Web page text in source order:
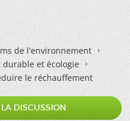
de l'environnement
et écologie
le réchauffement
DISCUSSION